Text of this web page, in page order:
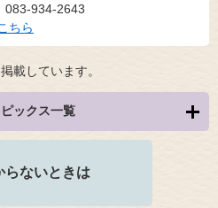
083-934-2643
ちら
載しています。
ックス一覧
らないときは